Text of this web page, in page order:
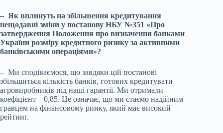
– Як вплинуть на збільшення кредитування
нещодавні зміни у постанову НБУ №351 «Про
затвердження Положення про визначення банками
України розміру кредитного ризику за активними
банківськими операціями»?
– Ми сподіваємося, що завдяки цій постанові
збільшиться кількість банків, готових кредитувати
агровиробників під наші гарантії. Ми отримали
коефіцієнт – 0,85. Це означає, що ми стаємо надійним
гравцем на фінансовому ринку, який має високий
рейтинг.